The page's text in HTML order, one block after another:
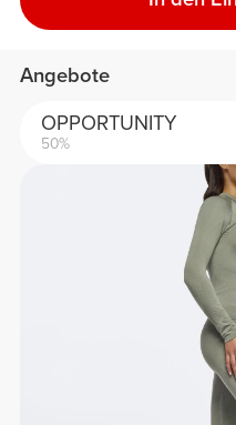
Angebote
OPPORTUNITY
50%